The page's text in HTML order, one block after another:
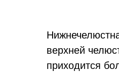
верхней
приходится